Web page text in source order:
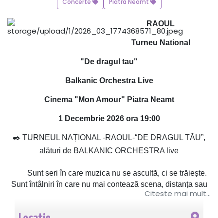
Concerte Piatra Neamt
RAOUL
Turneu National
"De dragul tau"
Balkanic Orchestra Live
Cinema "Mon Amour" Piatra Neamt
1 Decembrie 2026 ora 19:00
✒️ TURNEUL NAȚIONAL -RAOUL-“DE DRAGUL TĂU”,
alături de BALKANIC ORCHESTRA live
Sunt seri în care muzica nu se ascultă, ci se trăiește.
Sunt întâlniri în care nu mai contează scena, distanța sau
luminile, ci doar ceea ce se întâmplă între oameni. Acolo
Citeste mai mult...